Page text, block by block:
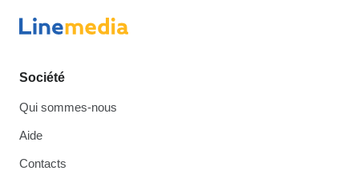
Société
Qui sommes-nous
Aide
Contacts